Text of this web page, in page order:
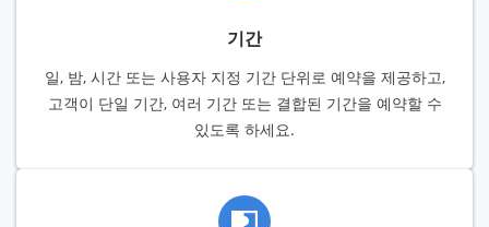
기간
일, 밤, 시간 또는 사용자 지정 기간 단위로 예약을 제공하고,
고객이 단일 기간, 여러 기간 또는 결합된 기간을 예약할 수
있도록 하세요.